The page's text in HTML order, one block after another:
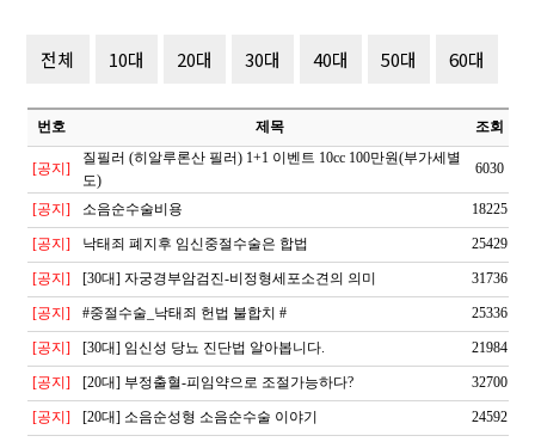
전체 10대 20대 30대 40대 50대 60대
번호 제목 조회
[공지]
질필러 (히알루론산 필러) 1+1 이벤트 10cc 100만원(부가세별
도)
6030
[공지] 소음순수술비용 18225
[공지] 낙태죄 폐지후 임신중절수술은 합법 25429
[공지] [30대] 자궁경부암검진-비정형세포소견의 의미 31736
[공지] #중절수술_낙태죄 헌법 불합치 # 25336
[공지] [30대] 임신성 당뇨 진단법 알아봅니다. 21984
[공지] [20대] 부정출혈-피임약으로 조절가능하다? 32700
[공지] [20대] 소음순성형 소음순수술 이야기 24592